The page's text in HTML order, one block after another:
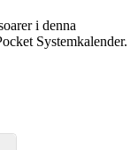
i denna
Systemkalender.